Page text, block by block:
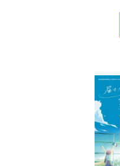
県選挙管理